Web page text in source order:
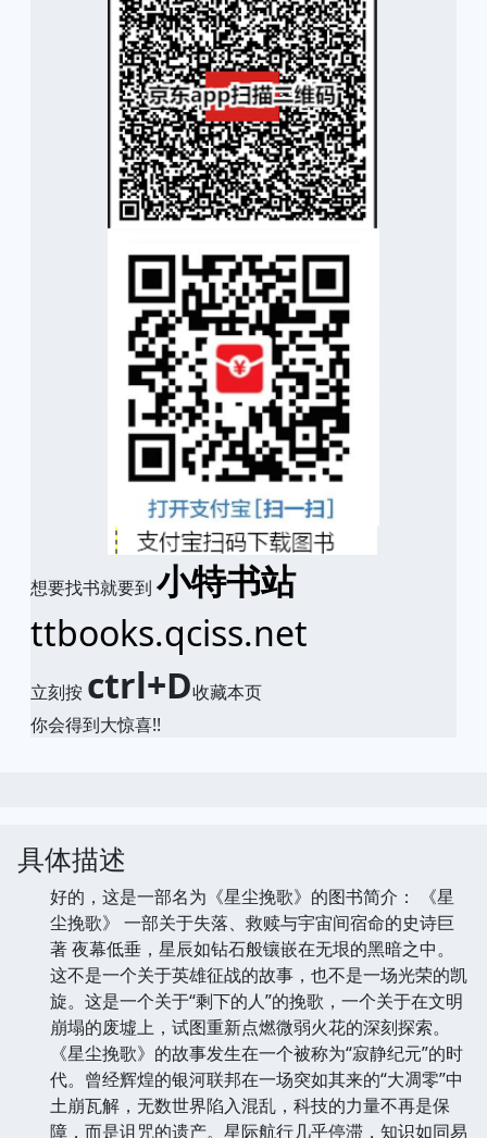
想要找书就要到 小特书站
ttbooks.qciss.net
立刻按 ctrl+D收藏本页
你会得到大惊喜!!
具体描述
好的，这是一部名为《星尘挽歌》的图书简介： 《星
尘挽歌》 一部关于失落、救赎与宇宙间宿命的史诗巨
著 夜幕低垂，星辰如钻石般镶嵌在无垠的黑暗之中。
这不是一个关于英雄征战的故事，也不是一场光荣的凯
旋。这是一个关于“剩下的人”的挽歌，一个关于在文明
崩塌的废墟上，试图重新点燃微弱火花的深刻探索。
《星尘挽歌》的故事发生在一个被称为“寂静纪元”的时
代。曾经辉煌的银河联邦在一场突如其来的“大凋零”中
土崩瓦解，无数世界陷入混乱，科技的力量不再是保
障，而是诅咒的遗产。星际航行几乎停滞，知识如同易